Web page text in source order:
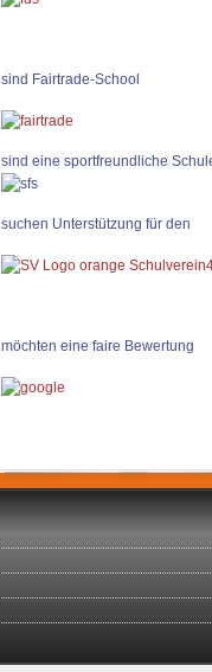
sind Fairtrade-School
sind eine sportfreundliche
suchen Unterstützung für den
möchten eine faire Bewertung